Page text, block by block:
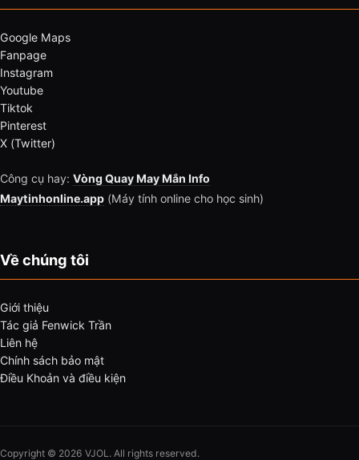
Google Maps
Fanpage
Instagram
Youtube
Tiktok
Pinterest
X (Twitter)
Công cụ hay: Vòng Quay May Mắn Info
Maytinhonline.app (Máy tính online cho học sinh)
Về chúng tôi
Giới thiệu
Tác giả Fenwick Trần
Liên hệ
Chính sách bảo mật
Điều Khoản và điều kiện
Copyright © 2026 VJOL. All rights reserved.